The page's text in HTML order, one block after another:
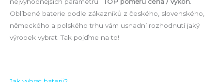
Oblíbené baterie podle zákazníků z českého, slovenského,
německého a polského trhu vám usnadní rozhodnutí jaký
výrobek vybrat. Tak pojďme na to!